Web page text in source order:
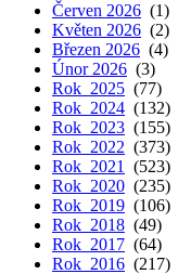
Červen 2026 (1)
Květen 2026 (2)
Březen 2026 (4)
Únor 2026 (3)
Rok 2025 (77)
Rok 2024 (132)
Rok 2023 (155)
Rok 2022 (373)
Rok 2021 (523)
Rok 2020 (235)
Rok 2019 (106)
Rok 2018 (49)
Rok 2017 (64)
Rok 2016 (217)